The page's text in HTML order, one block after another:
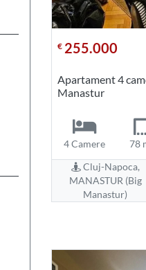
€ 255.000
Apartament 4
Manastur
4 Camere 78
Cluj-Napoca,
MANASTUR (Big
Manastur)